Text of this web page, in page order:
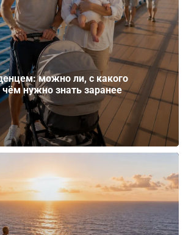
можно ли, с какого
чём нужно знать заранее